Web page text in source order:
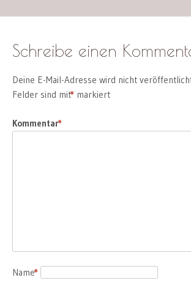
Schreibe einen
Deine E-Mail-Adresse wird nicht
Felder sind mit
* markiert
Kommentar
*
Name
*